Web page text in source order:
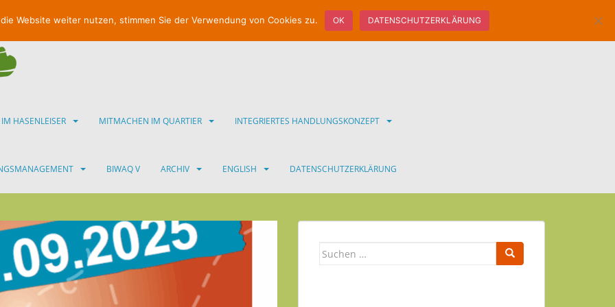
HASENLEISER MITMACHEN IM QUARTIER INTEGRIERTES HANDLUNGSKONZEPT
BIWAQ V ARCHIV ENGLISH DATENSCHUTZERKLÄRUNG
Suchen
Website weiter nutzen, stimmen Sie der Verwendung von Cookies zu. OK DATENSCHUTZERKLÄRUNG